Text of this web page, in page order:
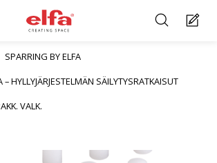
SPARRING BY ELFA
– HYLLYJÄRJESTELMÄN SÄILYTYSRATKAISUT
VALK.